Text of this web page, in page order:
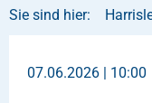
Sie sind hier:
07.06.2026 | 10:00